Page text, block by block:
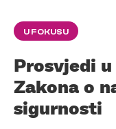
U FOKUSU
Prosvjedi
Zakona o
sigurnosti